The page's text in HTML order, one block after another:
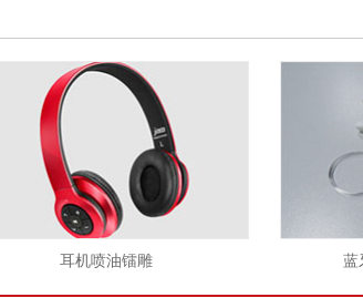
耳机喷油镭雕 蓝牙